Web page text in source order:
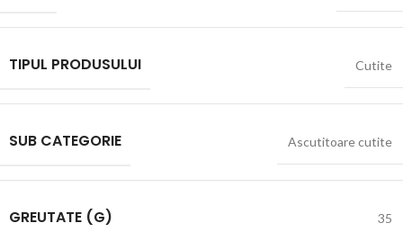
TIPUL PRODUSULUI Cutite
SUB CATEGORIE Ascutitoare cutite
GREUTATE (G) 35